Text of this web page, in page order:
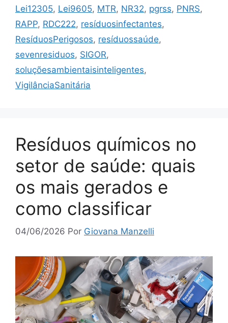
Lei12305, Lei9605, MTR, NR32, pgrss, PNRS,
RAPP, RDC222, resíduosinfectantes,
ResíduosPerigosos, resíduossaúde,
sevenresiduos, SIGOR,
soluçõesambientaisinteligentes,
VigilânciaSanitária
Resíduos químicos no
setor de saúde: quais
os mais gerados e
como classificar
04/06/2026 Por Giovana Manzelli